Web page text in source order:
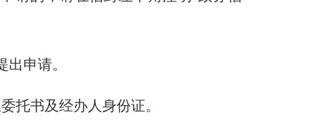
出申请。
托书及经办人身份证。